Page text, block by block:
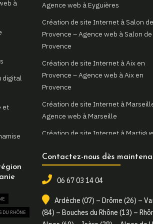
SITE WEB BOUCHES DU RHÔNE
SPÉCIALISTE EN POSITIONNEMENT SUR LES MOTEURS DE
à
digital
et
à
DU RHÔNE
Agence web à Eyguières
Création de site Internet à Salon de
Provence – Agence web à Salon de
Provence
Création de site Internet à Aix en
Provence – Agence web à Aix en
Provence
Création de site Internet à
Agence web à Marseille
Création de site Internet à
Création de site Internet à Arles –
Agence web à Arles
Provence – Agence Web à Saint
Provence
Contactez-nous dès
06 67 03 14 04
Ardèche (07) – Drôme (26) –
(84) – Bouches du Rhône (13) –